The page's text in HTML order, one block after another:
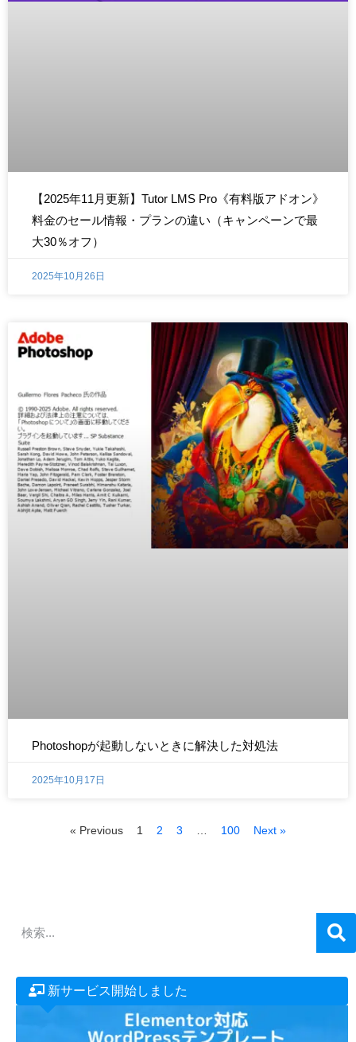
【2025年11月更新】Tutor LMS Pro《有料版アドオン》
料金のセール情報・プランの違い（キャンペーンで最
大30％オフ）
2025年10月26日
Photoshopが起動しないときに解決した対処法
2025年10月17日
« Previous 1 2 3 100 Next »
新サービス開始しました